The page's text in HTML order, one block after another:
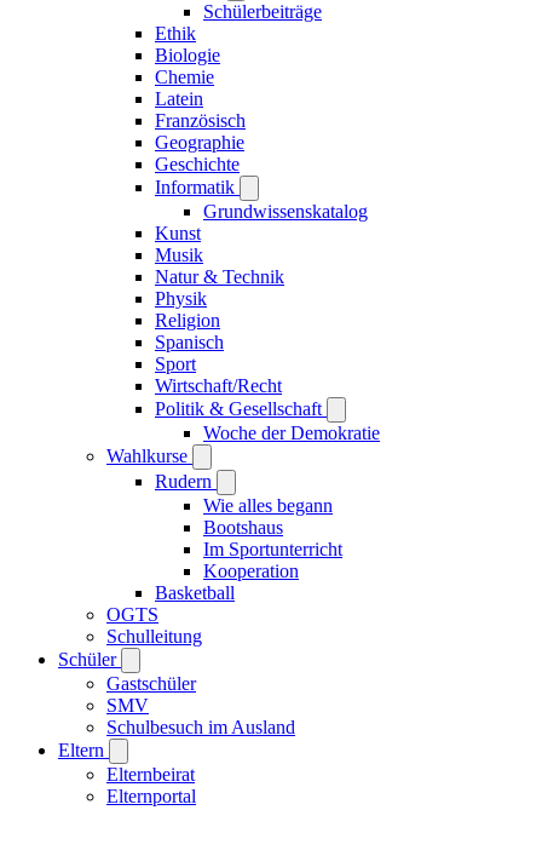
Schülerbeiträge
Ethik
Biologie
Chemie
Latein
Französisch
Geographie
Geschichte
Informatik
Grundwissenskatalog
Kunst
Musik
Natur & Technik
Physik
Religion
Spanisch
Sport
Wirtschaft/Recht
Politik & Gesellschaft
Woche der Demokratie
Wahlkurse
Rudern
Wie alles begann
Bootshaus
Im Sportunterricht
Kooperation
Basketball
OGTS
Schulleitung
Schüler
Gastschüler
SMV
Schulbesuch im Ausland
Eltern
Elternbeirat
Elternportal